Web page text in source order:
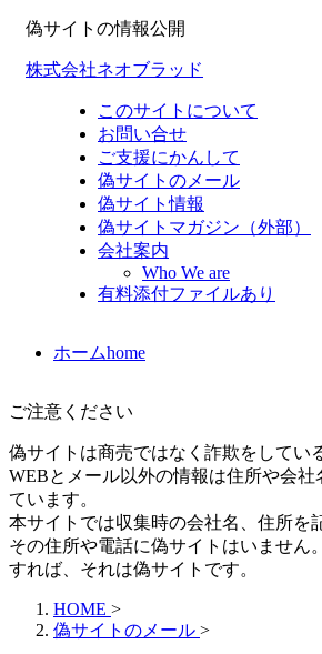
偽サイトの情報公開
株式会社ネオブラッド
このサイトについて
お問い合せ
ご支援にかんして
偽サイトのメール
偽サイト情報
偽サイトマガジン（外部）
会社案内
Who We are
有料添付ファイルあり
ホームhome
ご注意ください
偽サイトは商売ではなく詐欺をしてい
WEBとメール以外の情報は住所や会
ています。
本サイトでは収集時の会社名、住所を
その住所や電話に偽サイトはいません
すれば、それは偽サイトです。
HOME >
偽サイトのメール >